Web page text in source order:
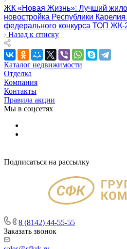
ЖК «Новая Жизнь»: Лучший
новостройка Республики
федерального конкурса ТОП ЖК-
Назад к списку
Каталог недвижимости
Отделка
Компания
Контакты
Правила акции
Мы в соцсетях
Подписаться на рассылку
8 (8142) 44-55-55
Заказать звонок